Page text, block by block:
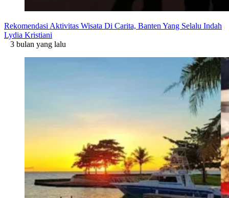
Rekomendasi Aktivitas Wisata Di Carita, Banten Yang Selalu Indah
Lydia Kristiani
3 bulan yang lalu